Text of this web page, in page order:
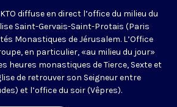
diffuse en direct l’office du milieu du
Saint-Gervais-Saint-Protais (Paris
Monastiques de Jérusalem. L’Office
en particulier, «au milieu du jour»
heures monastiques de Tierce, Sexte et
de retrouver son Seigneur entre
et l’office du soir (Vêpres).